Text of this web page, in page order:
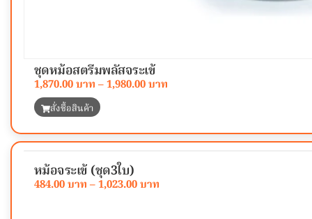
ชุดหม้อสตรีมพลัสจระเข้
1,870.00 –1,980.00
สั่งซื้อสินค้า
หม้อจระเข้ (ชุด3ใบ)
484.00 –1,023.00